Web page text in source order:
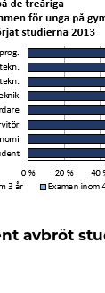
avbröt